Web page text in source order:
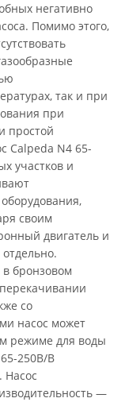
негативно
Помимо этого,
так и при
при
простой
Calpeda N4 65-
участков и
своим
двигатель и
бронзовом
со
насос может
режиме для воды
250B/B
Насос
—